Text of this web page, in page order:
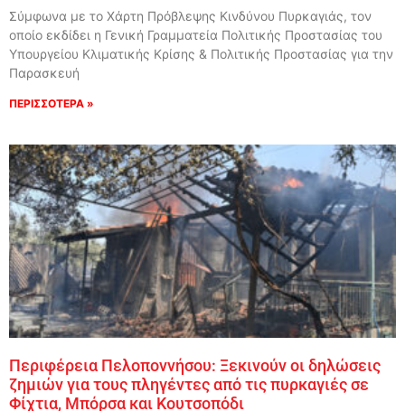
Σύμφωνα με το Χάρτη Πρόβλεψης Κινδύνου Πυρκαγιάς, τον
οποίο εκδίδει η Γενική Γραμματεία Πολιτικής Προστασίας του
Υπουργείου Κλιματικής Κρίσης & Πολιτικής Προστασίας για την
Παρασκευή
ΠΕΡΙΣΣΟΤΕΡΑ »
Περιφέρεια Πελοποννήσου: Ξεκινούν οι δηλώσεις
ζημιών για τους πληγέντες από τις πυρκαγιές σε
Φίχτια, Μπόρσα και Κουτσοπόδι